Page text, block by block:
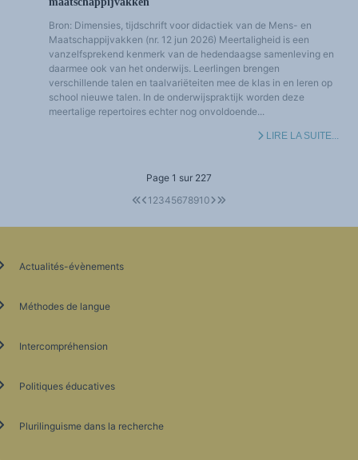
Bron: Dimensies, tijdschrift voor didactiek van de Mens- en
Maatschappijvakken (nr. 12 jun 2026) Meertaligheid is een
vanzelfsprekend kenmerk van de hedendaagse samenleving en
daarmee ook van het onderwijs. Leerlingen brengen
verschillende talen en taalvariëteiten mee de klas in en leren op
school nieuwe talen. In de onderwijspraktijk worden deze
meertalige repertoires echter nog onvoldoende...
LIRE LA SUITE...
Page 1 sur 227
1 2345678910
Actualités-évènements
Méthodes de langue
Intercompréhension
Politiques éducatives
Plurilinguisme dans la recherche